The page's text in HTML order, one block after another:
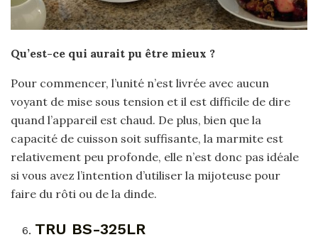
Qu’est-ce qui aurait pu être mieux ?
Pour commencer, l’unité n’est livrée avec aucun
voyant de mise sous tension et il est difficile de dire
quand l’appareil est chaud. De plus, bien que la
capacité de cuisson soit suffisante, la marmite est
relativement peu profonde, elle n’est donc pas idéale
si vous avez l’intention d’utiliser la mijoteuse pour
faire du rôti ou de la dinde.
TRU BS-325LR